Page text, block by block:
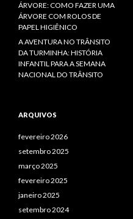
ÁRVORE: COMO FAZER UMA
ÁRVORE COM ROLOS DE
PAPEL HIGIÊNICO
A AVENTURA NO TRÂNSITO
DA TURMINHA: HISTÓRIA
INFANTIL PARA A SEMANA
NACIONAL DO TRÂNSITO
ARQUIVOS
fevereiro 2026
setembro 2025
março 2025
fevereiro 2025
janeiro 2025
setembro 2024